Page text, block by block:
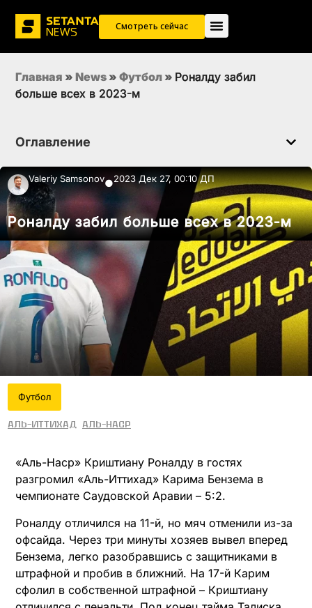
Смотреть сейчас
Главная » News » Футбол » Роналду забил
больше всех в 2023-м
Оглавление
Valeriy Samsonov●2023 Дек 27, 00:10 ДП
Роналду забил больше всех в 2023-м
Футбол
Аль-Иттихад Аль-Наср
«Аль-Наср» Криштиану Роналду в гостях
разгромил «Аль-Иттихад» Карима Бензема в
чемпионате Саудовской Аравии – 5:2.
Роналду отличился на 11-й, но мяч отменили из-за
офсайда. Через три минуты хозяев вывел вперед
Бензема, легко разобравшись с защитниками в
штрафной и пробив в ближний. На 17-й Карим
сфолил в собственной штрафной – Криштиану